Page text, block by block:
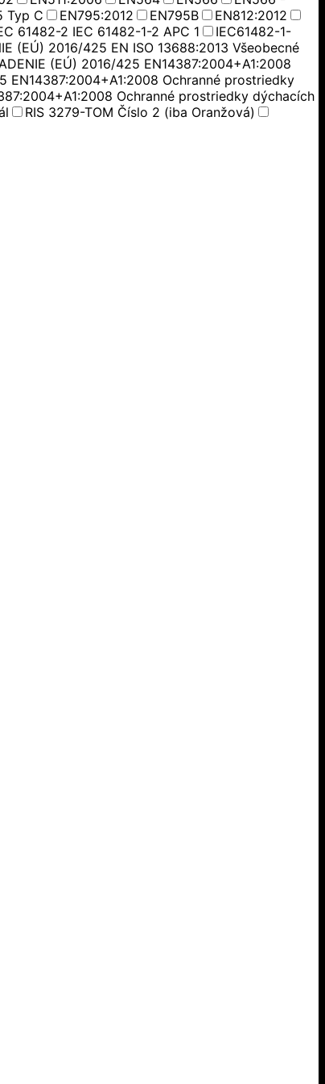
Typ C EN795:2012 EN795B
EN812:2012
61482-2 IEC 61482-1-2 APC 1
IEC61482-1-
(EÚ) 2016/425 EN ISO 13688:2013 Všeobecné
(EÚ) 2016/425 EN14387:2004+A1:2008
EN14387:2004+A1:2008 Ochranné prostriedky
Ochranné prostriedky dýchacích
RIS 3279-TOM Číslo 2 (iba Oranžová)